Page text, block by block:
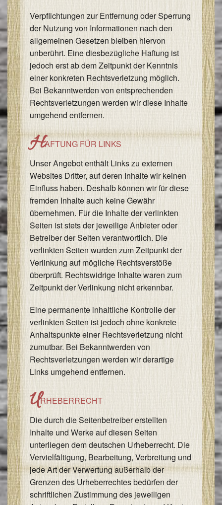
Verpflichtungen zur Entfernung oder Sperrung
der Nutzung von Informationen nach den
allgemeinen Gesetzen bleiben hiervon
unberührt. Eine diesbezügliche Haftung ist
jedoch erst ab dem Zeitpunkt der Kenntnis
einer konkreten Rechtsverletzung möglich.
Bei Bekanntwerden von entsprechenden
Rechtsverletzungen werden wir diese Inhalte
umgehend entfernen.
HAFTUNG FÜR LINKS
Unser Angebot enthält Links zu externen
Websites Dritter, auf deren Inhalte wir keinen
Einfluss haben. Deshalb können wir für diese
fremden Inhalte auch keine Gewähr
übernehmen. Für die Inhalte der verlinkten
Seiten ist stets der jeweilige Anbieter oder
Betreiber der Seiten verantwortlich. Die
verlinkten Seiten wurden zum Zeitpunkt der
Verlinkung auf mögliche Rechtsverstöße
überprüft. Rechtswidrige Inhalte waren zum
Zeitpunkt der Verlinkung nicht erkennbar.
Eine permanente inhaltliche Kontrolle der
verlinkten Seiten ist jedoch ohne konkrete
Anhaltspunkte einer Rechtsverletzung nicht
zumutbar. Bei Bekanntwerden von
Rechtsverletzungen werden wir derartige
Links umgehend entfernen.
URHEBERRECHT
Die durch die Seitenbetreiber erstellten
Inhalte und Werke auf diesen Seiten
unterliegen dem deutschen Urheberrecht. Die
Vervielfältigung, Bearbeitung, Verbreitung und
jede Art der Verwertung außerhalb der
Grenzen des Urheberrechtes bedürfen der
schriftlichen Zustimmung des jeweiligen